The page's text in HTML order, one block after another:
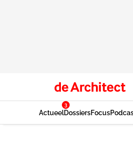
Actueel
3
DossiersFocus